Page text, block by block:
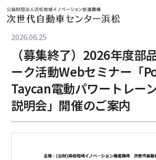
2026.06.25
（募集終了）2026年度部
ーク活動Webセミナー「
Taycan電動パワートレー
説明会」開催のご案内